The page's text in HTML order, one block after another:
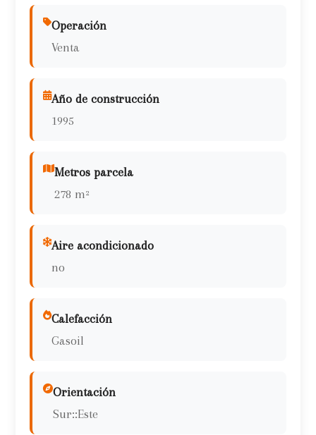
Operación
Venta
Año de construcción
1995
Metros parcela
278 m²
Aire acondicionado
no
Calefacción
Gasoil
Orientación
Sur::Este